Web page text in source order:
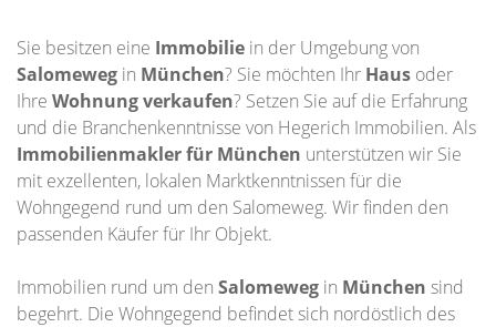
Sie besitzen eine Immobilie in der Umgebung von
Salomeweg in München? Sie möchten Ihr Haus oder
Ihre Wohnungverkaufen? Setzen Sie auf die Erfahrung
und die Branchenkenntnisse von Hegerich Immobilien. Als
Immobilienmakler für München unterstützen wir Sie
mit exzellenten, lokalen Marktkenntnissen für die
Wohngegend rund um den Salomeweg. Wir finden den
passenden Käufer für Ihr Objekt.
Immobilien rund um den Salomeweg in München sind
begehrt. Die Wohngegend befindet sich nordöstlich des